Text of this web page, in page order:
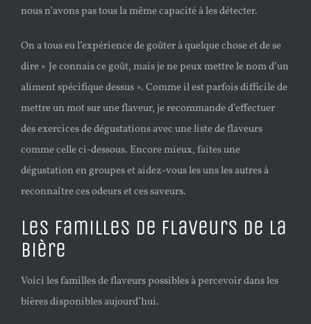
nous n’avons pas tous la même capacité à les détecter.
On a tous eu l’expérience de goûter à quelque chose et de se
dire « Je connais ce goût, mais je ne peux mettre le nom d’un
aliment spécifique dessus ». Comme il est parfois difficile de
mettre un mot sur une flaveur, je recommande d’effectuer
des exercices de dégustations avec une liste de flaveurs
comme celle ci-dessous. Encore mieux, faites une
dégustation en groupes et aidez-vous les uns les autres à
reconnaître ces odeurs et ces saveurs.
Les familles de flaveurs de la
bière
Voici les familles de flaveurs possibles à percevoir dans les
bières disponibles aujourd’hui.